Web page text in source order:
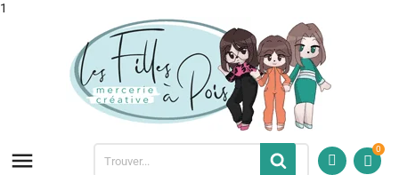
1
 0